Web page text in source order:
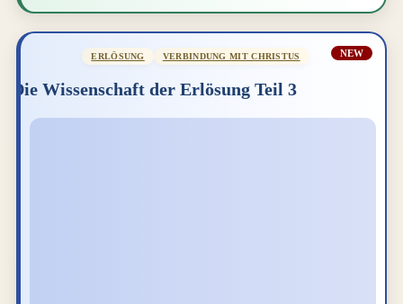
NEW
ERLÖSUNG VERBINDUNG MIT CHRISTUS
Die Wissenschaft der Erlösung Teil 3